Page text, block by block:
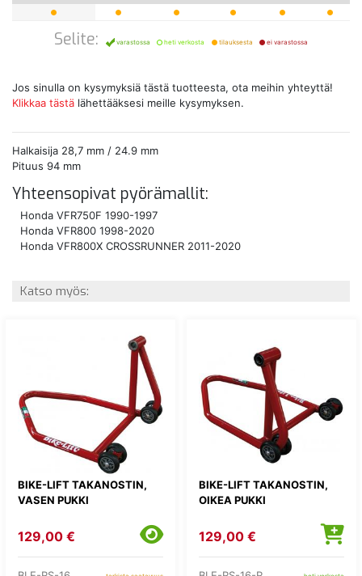
Selite: varastossa heti verkosta tilauksesta ei varastossa
Jos sinulla on kysymyksiä tästä tuotteesta, ota meihin yhteyttä!
Klikkaa tästä lähettääksesi meille kysymyksen.
Halkaisija 28,7 mm / 24.9 mm
Pituus 94 mm
Yhteensopivat pyörämallit:
Honda VFR750F 1990-1997
Honda VFR800 1998-2020
Honda VFR800X CROSSRUNNER 2011-2020
Katso myös:
BIKE-LIFT TAKANOSTIN,
VASEN PUKKI
129,00 €
BIKE-LIFT TAKANOSTIN,
OIKEA PUKKI
129,00 €